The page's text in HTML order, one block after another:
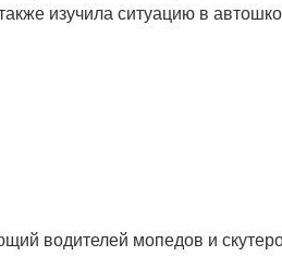
изучила ситуацию в
водителей мопедов и